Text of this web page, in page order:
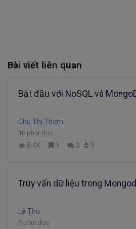
Bài viết liên quan
Bắt đầu với NoSQL và
Chu Thị Thơm
16 phút đọc
8.4K 9 3 9
Truy vấn dữ liệu trong
Lê Thư
5 phút đọc